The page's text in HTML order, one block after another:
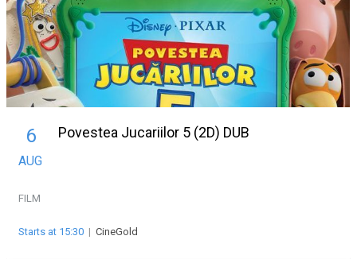
6
AUG
Povestea Jucariilor 5 (2D) DUB
FILM
Starts at 15:30 | CineGold